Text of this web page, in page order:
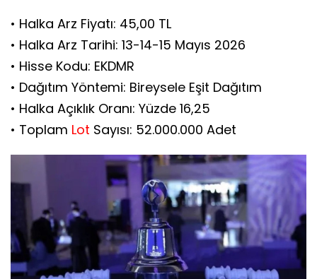
• Halka Arz Fiyatı: 45,00 TL
• Halka Arz Tarihi: 13-14-15 Mayıs 2026
• Hisse Kodu: EKDMR
• Dağıtım Yöntemi: Bireysele Eşit Dağıtım
• Halka Açıklık Oranı: Yüzde 16,25
• Toplam Lot Sayısı: 52.000.000 Adet